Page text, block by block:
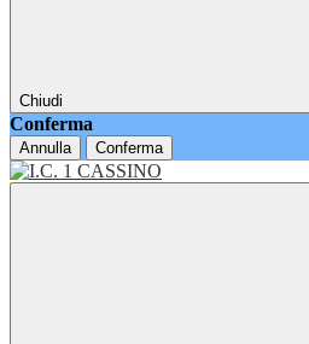
Chiudi
Conferma
Annulla Conferma